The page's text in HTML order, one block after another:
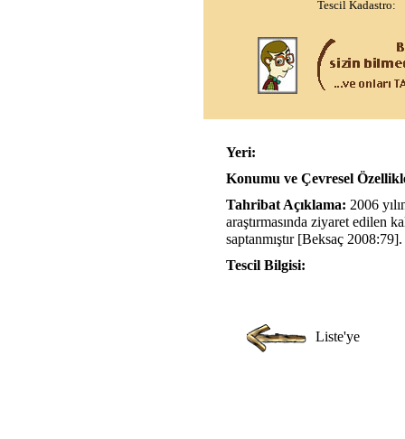
Tescil Kadastro:
Yeri:
Konumu ve Çevresel
Tahribat Açıklama: 2006
araştırmasında ziyaret edilen
saptanmıştır [Beksaç 2008:79].
Tescil Bilgisi:
Liste'ye